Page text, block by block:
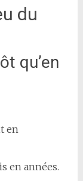
du
qu’en
en
en années.